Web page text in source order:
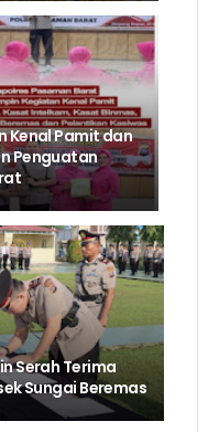
Kenal Pamit dan
Penguatan
Serah Terima
Sungai Beremas